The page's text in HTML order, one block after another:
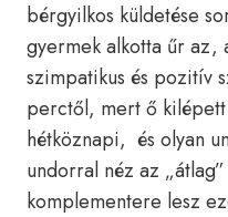
bérgyilkos küldetése
gyermek alkotta űr az,
szimpatikus és pozitív
perctől, mert ő
hétköznapi, és olyan
undorral néz az
komplementere lesz